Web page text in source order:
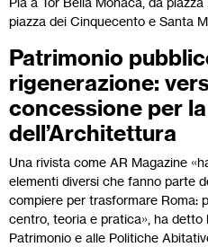
piazza dei Cinquecento e Santa
Patrimonio
rigenerazione:
concessione per
dell’Architettura
Una rivista come AR Magazine
elementi diversi che fanno parte
compiere per trasformare Roma:
centro, teoria e pratica», ha detto
Patrimonio e alle Politiche